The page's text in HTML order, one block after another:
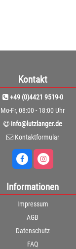
Kontakt
+49 (0)4421 9519-0
Mo-Fr, 08:00 - 18:00 Uhr
info@lutzlanger.de
Kontaktformular
Informationen
Impressum
AGB
Datenschutz
FAQ